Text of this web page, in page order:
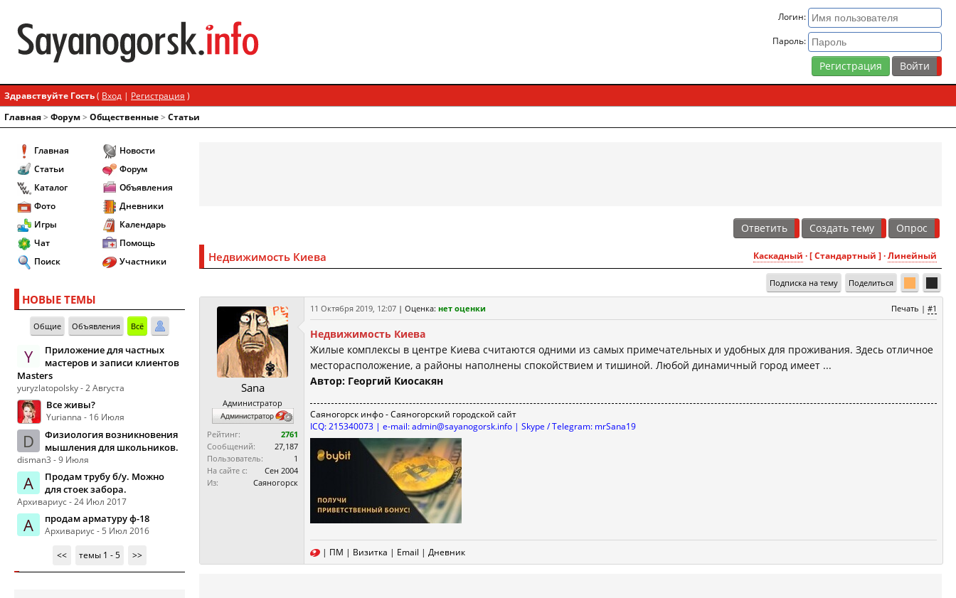
Логин:
Пароль:
Регистрация
Здравствуйте Гость( Вход | Регистрация )
Главная> Форум> Общественные> Статьи
Главная
Статьи
Каталог
Фото
Игры
Чат
Поиск
Новости
Форум
Объявления
Дневники
Календарь
Помощь
Участники
НОВЫЕ ТЕМЫ
Общие Объявления Всё
Y
Приложение для частных
мастеров и записи клиентов
Masters
yuryzlatopolsky - 2 Августа
Все живы?
Yurianna - 16 Июля
D
Физиология возникновения
мышления для школьников.
disman3 - 9 Июля
А
Продам трубу б/у. Можно
для стоек забора.
Архивариус - 24 Июл 2017
А продам арматуру ф-18
Архивариус - 5 Июл 2016
<<
темы 1 - 5 >>
Ответить Создать тему Опрос
Каскадный · [ Стандартный ] ·Линейный
Недвижимость Киева
Подписка на тему Поделиться
Sana
Администратор
Рейтинг:
2761
Сообщений:
27,187
Пользователь:
1
На сайте с:
Сен 2004
Из:
Саяногорск
Печать | #1
11 Октября 2019, 12:07 | Оценка: нет оценки
Недвижимость Киева
Жилые комплексы в центре Киева считаются одними из самых примечательных и удобных для проживания. Здесь отличное
месторасположение, а районы наполнены спокойствием и тишиной. Любой динамичный город имеет ...
Автор: Георгий Киосакян
Саяногорск инфо - Саяногорский городской сайт
ICQ: 215340073 | e-mail: admin@sayanogorsk.info | Skype / Telegram: mrSana19
| ПМ | Визитка | Email | Дневник